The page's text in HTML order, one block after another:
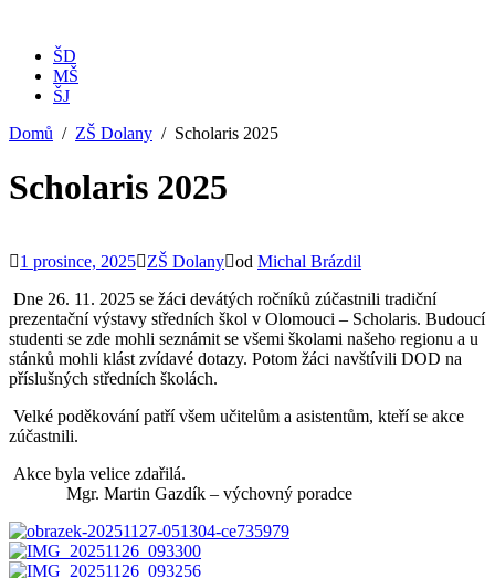
ŠD
MŠ
ŠJ
Domů
ZŠ Dolany Scholaris 2025
Scholaris 2025
1 prosince, 2025 ZŠ Dolany od Michal Brázdil
Dne 26. 11. 2025 se žáci devátých ročníků zúčastnili tradiční
prezentační výstavy středních škol v Olomouci – Scholaris. Budoucí
studenti se zde mohli seznámit se všemi školami našeho regionu a u
stánků mohli klást zvídavé dotazy. Potom žáci navštívili DOD na
příslušných středních školách.
Velké poděkování patří všem učitelům a asistentům, kteří se akce
zúčastnili.
Akce byla velice zdařilá.
Mgr. Martin Gazdík – výchovný poradce